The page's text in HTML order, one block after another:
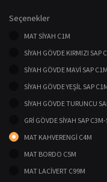
Seçenekler
MAT SİYAH C1M
SİYAH GÖVDE KIRMIZI SAP
SİYAH GÖVDE MAVİ SAP
SİYAH GÖVDE YEŞİL SAP
SİYAH GÖVDE TURUNCU
GRİ GÖVDE SİYAH SAP C3M-
MAT KAHVERENGİ C4M
MAT BORDO C5M
MAT LACİVERT C99M